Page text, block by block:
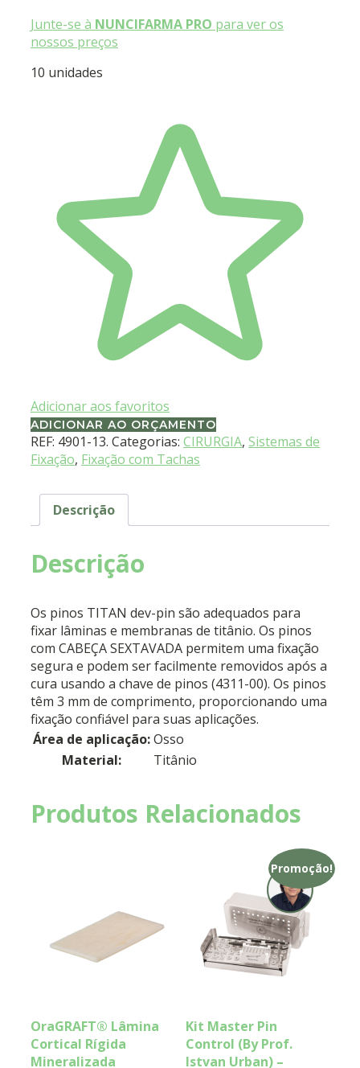
Junte-se à NUNCIFARMA PRO para ver os
nossos preços
10 unidades
Adicionar aos favoritos
ADICIONAR AO ORÇAMENTO
REF: 4901-13. Categorias: CIRURGIA, Sistemas de
Fixação, Fixação com Tachas
Descrição
Descrição
Os pinos TITAN dev-pin são adequados para
fixar lâminas e membranas de titânio. Os pinos
com CABEÇA SEXTAVADA permitem uma fixação
segura e podem ser facilmente removidos após a
cura usando a chave de pinos (4311-00). Os pinos
têm 3 mm de comprimento, proporcionando uma
fixação confiável para suas aplicações.
Área de aplicação:Osso
Material:
Titânio
Produtos Relacionados
OraGRAFT® Lâmina
Cortical Rígida
Mineralizada
Promoção!
Kit Master Pin
Control (By Prof.
Istvan Urban) –